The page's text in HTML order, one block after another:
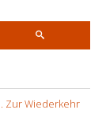
Zur Wiederkehr